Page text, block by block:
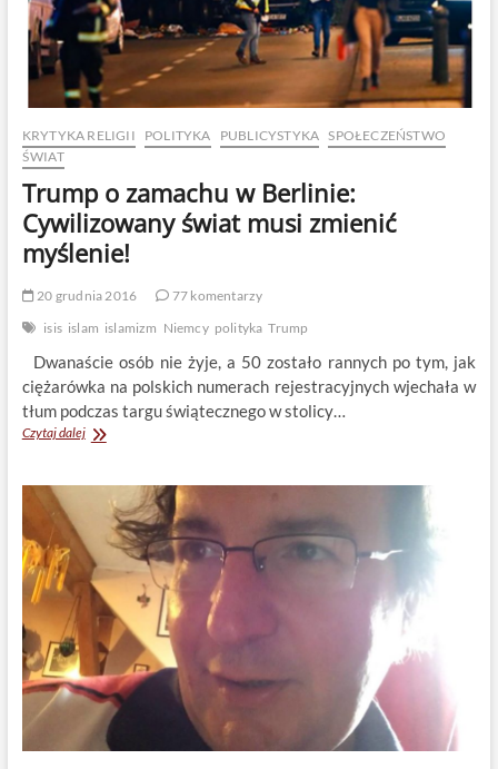
KRYTYKA RELIGII POLITYKA PUBLICYSTYKA SPOŁECZEŃSTWO
ŚWIAT
Trump o zamachu w Berlinie:
Cywilizowany świat musi zmienić
myślenie!
20 grudnia 2016
77 komentarzy
isis islam islamizm Niemcy polityka Trump
Dwanaście osób nie żyje, a 50 zostało rannych po tym, jak
ciężarówka na polskich numerach rejestracyjnych wjechała w
tłum podczas targu świątecznego w stolicy…
Czytaj dalejTrump
Berlinie:
Cywilizowany
świat
musi
zmienić
myślenie!